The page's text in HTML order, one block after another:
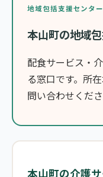
地域包括支援センター
本山町の地域
配食サービス・
る窓口です。所
問い合わせくださ
本山町の介護